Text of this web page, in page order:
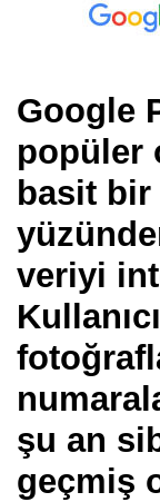
Google
popüler
basit bir
veriyi
şu an
geçmiş